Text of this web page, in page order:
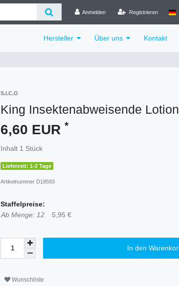
Anmelden Registrieren
Hersteller Über uns Kontakt
S.I.C.O
King Insektenabweisende
6,60 EUR *
Inhalt 1 Stück
Lieferzeit: 1-2 Tage
Artikelnummer D18593
Staffelpreise:
Ab Menge: 12
5,95 €
In den
Wunschliste